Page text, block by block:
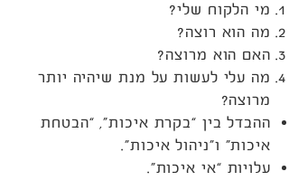
מי הלקוח שלי?
מה הוא רוצה?
האם הוא מרוצה?
מה עלי לעשות על מנת שיהיה יותר
מרוצה?
ההבדל בין “בקרת איכות”, “הבטחת
איכות” ו”ניהול איכות”.
עלויות “אי איכות”.